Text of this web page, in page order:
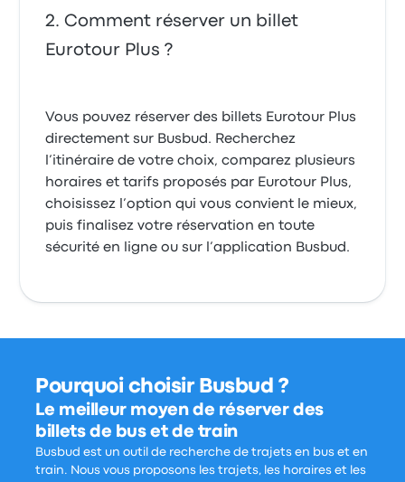
Comment réserver un billet
Eurotour Plus ?
Vous pouvez réserver des billets Eurotour Plus
directement sur Busbud. Recherchez
l’itinéraire de votre choix, comparez plusieurs
horaires et tarifs proposés par Eurotour Plus,
choisissez l’option qui vous convient le mieux,
puis finalisez votre réservation en toute
sécurité en ligne ou sur l’application Busbud.
Pourquoi choisir Busbud ?
Le meilleur moyen de réserver des
billets de bus et de train
Busbud est un outil de recherche de trajets en bus et en
train. Nous vous proposons les trajets, les horaires et les